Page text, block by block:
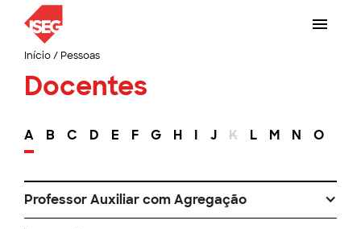
Início/ Pessoas
Docentes
A B C D E F G H I J K L M N O
Professor Auxiliar com Agregação